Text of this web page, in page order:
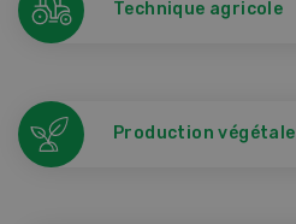
Technique agricole
Production végétale